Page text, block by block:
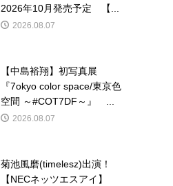
2026年10月発売予定 【...
2026.08.07
【中島裕翔】初写真展
『7okyo color space/東京色
空間 ～#COT7DF～』 ...
2026.08.07
菊池風磨(timelesz)出演！
【NECネッツエスアイ】